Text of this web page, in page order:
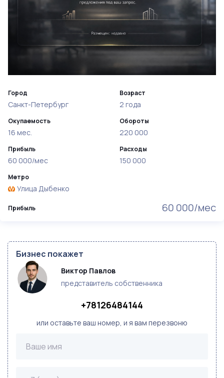
Прибыль 60 000/мес
Город
Санкт-Петербург
Окупаемость
16 мес.
Прибыль
60 000/мес
Возраст
2 года
Обороты
220 000
Расходы
150 000
Метро
Улица Дыбенко
Бизнес покажет
Виктор Павлов
представитель собственника
+78126484144
или оставьте ваш номер, и я вам перезвоню